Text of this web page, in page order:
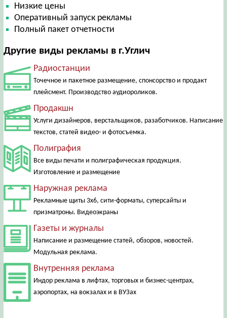
Низкие цены
Оперативный запуск рекламы
Полный пакет отчетности
Другие виды рекламы в г.Углич
Радиостанции
Точечное и пакетное размещение, спонсорство и продакт
плейсмент. Производство аудиороликов.
Продакшн
Услуги дизайнеров, верстальщиков, разаботчиков. Написание
текстов, статей видео- и фотосъемка.
Полиграфия
Все виды печати и полиграфическая продукция.
Изготовление и размещение
Наружная реклама
Рекламные щиты 3х6, сити-форматы, суперсайты и
призматроны. Видеоэкраны
Газеты и журналы
Написание и размещение статей, обзоров, новостей.
Модульная реклама.
Внутренняя реклама
Индор реклама в лифтах, торговых и бизнес-центрах,
аэропортах, на вокзалах и в ВУЗах